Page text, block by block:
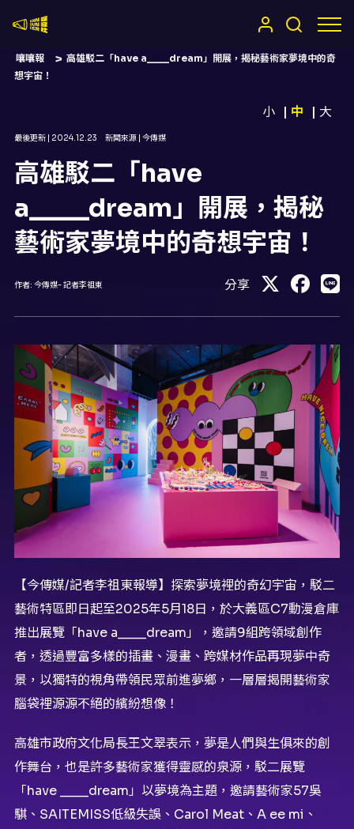
嚷嚷報
高雄駁二「have a____dream」開展，揭秘藝術家夢境中的奇
想宇宙！
小 中 大
最後更新 | 2024.12.23 新聞來源 | 今傳媒
高雄駁二「have
a____dream」開展，揭秘
藝術家夢境中的奇想宇宙！
作者: 今傳媒- 記者李祖東 分享
【今傳媒/記者李祖東報導】探索夢境裡的奇幻宇宙，駁二
藝術特區即日起至2025年5月18日，於大義區C7動漫倉庫
推出展覽「have a____dream」，邀請9組跨領域創作
者，透過豐富多樣的插畫、漫畫、跨媒材作品再現夢中奇
景，以獨特的視角帶領民眾前進夢鄉，一層層揭開藝術家
腦袋裡源源不絕的繽紛想像！
高雄市政府文化局長王文翠表示，夢是人們與生俱來的創
作舞台，也是許多藝術家獲得靈感的泉源，駁二展覽
「have ____dream」以夢境為主題，邀請藝術家57吳
騏、SAITEMISS低級失誤、Carol Meat、A ee mi、